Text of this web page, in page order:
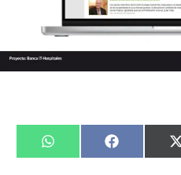
WhatsApp Facebook